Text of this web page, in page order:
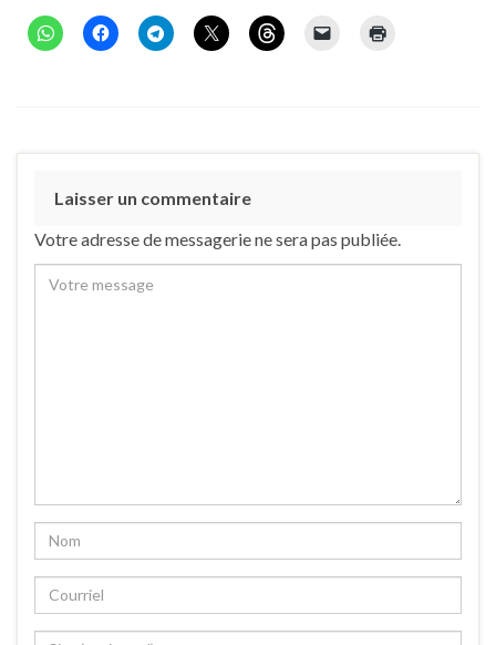
Laisser un commentaire
Votre adresse de messagerie ne sera pas publiée.